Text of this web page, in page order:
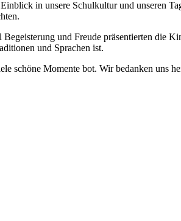
in unsere Schulkultur und unseren
und Freude präsentierten die
und Sprachen ist.
schöne Momente bot. Wir bedanken uns